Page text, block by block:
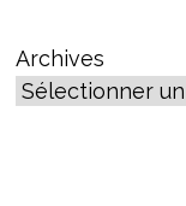
Archives